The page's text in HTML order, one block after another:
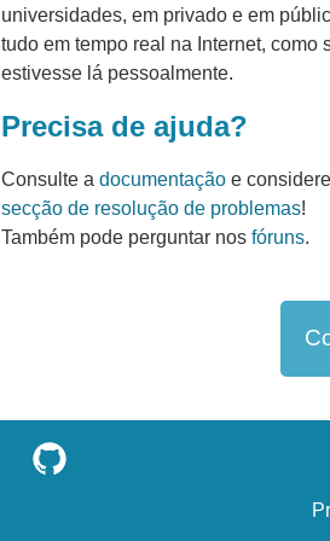
universidades, em privado e em
tudo em tempo real na Internet, como
estivesse lá pessoalmente.
Precisa de ajuda?
Consulte a documentação e
secção de resolução de problemas!
Também pode perguntar nos fóruns.